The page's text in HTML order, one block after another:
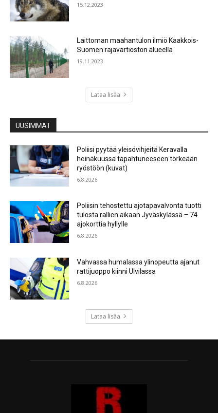
15.12.2023
Laittoman maahantulon ilmiö Kaakkois-
Suomen rajavartioston alueella
19.11.2023
Lataa lisää
UUSIMMAT
Poliisi pyytää yleisövihjeitä Keravalla
heinäkuussa tapahtuneeseen törkeään
ryöstöön (kuvat)
6.8.2026
Poliisin tehostettu ajotapavalvonta tuotti
tulosta rallien aikaan Jyväskylässä – 74
ajokorttia hyllylle
6.8.2026
Vahvassa humalassa ylinopeutta ajanut
rattijuoppo kiinni Ulvilassa
6.8.2026
Lataa lisää